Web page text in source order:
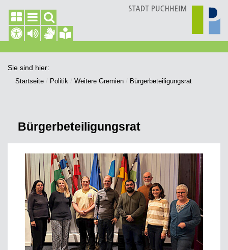
Sie sind hier:
Startseite Politik Weitere Gremien Bürgerbeteiligungsrat
Bürgerbeteiligungsrat